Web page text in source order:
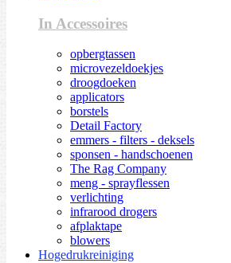
In Accessoires
opbergtassen
microvezeldoekjes
droogdoeken
applicators
borstels
Detail Factory
emmers - filters - deksels
sponsen - handschoenen
The Rag Company
meng - sprayflessen
verlichting
infrarood drogers
afplaktape
blowers
Hogedrukreiniging